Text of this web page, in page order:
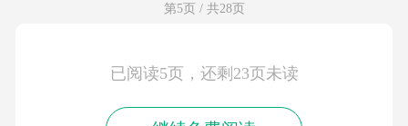
第5页 / 共28页
已阅读5页，还剩23页未读